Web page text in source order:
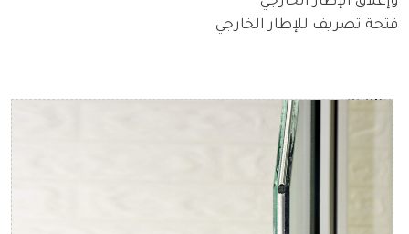
فتحة تصريف للإطار الخارجي